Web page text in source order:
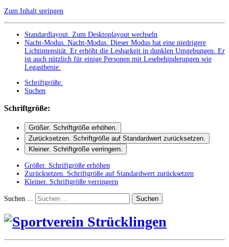
Zum Inhalt springen
Standardlayout. Zum Desktoplayout wechseln
Nacht-Modus. Nacht-Modus: Dieser Modus hat eine niedrigere
Lichtintensität. Er erhöht die Lesbarkeit in dunklen Umgebungen. Er
ist auch nützlich für einige Personen mit Lesebehinderungen wie
Legasthenie.
Schriftgröße:
Suchen
Schriftgröße:
Größer. Schriftgröße erhöhen.
Zurücksetzen . Schriftgröße auf Standardwert zurücksetzen.
Kleiner. Schriftgröße verringern.
Größer. Schriftgröße erhöhen
Zurücksetzen . Schriftgröße auf Standardwert zurücksetzen
Kleiner. Schriftgröße verringern
Suchen ... Suchen